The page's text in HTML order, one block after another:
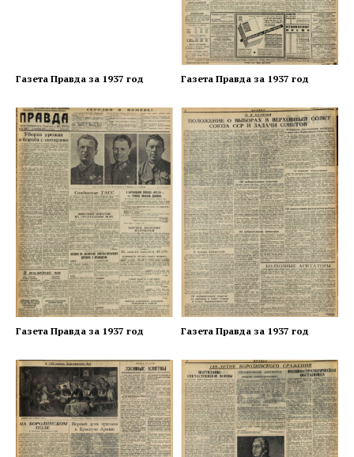
Газета Правда за 1937 год Газета Правда за 1937 год
Газета Правда за 1937 год Газета Правда за 1937 год